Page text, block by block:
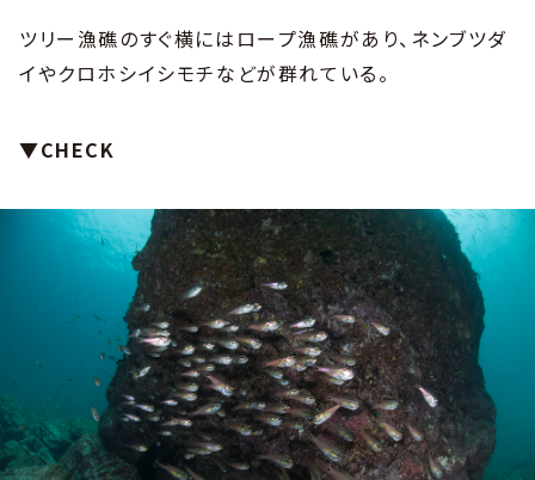
ツリー漁礁のすぐ横にはロープ漁礁があり、ネンブツダ
イやクロホシイシモチなどが群れている。
▼CHECK